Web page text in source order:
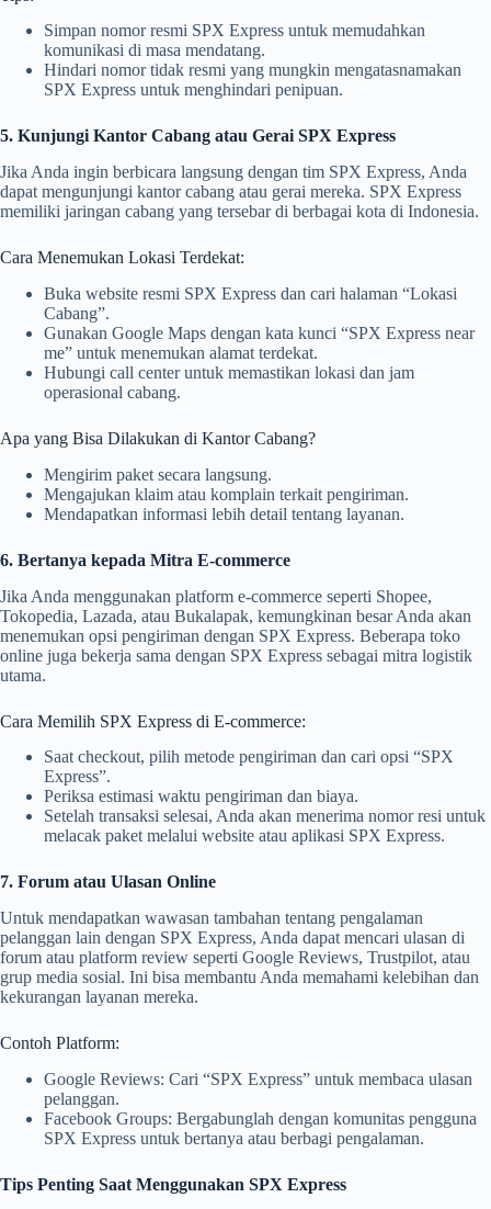
Simpan nomor resmi SPX Express untuk memudahkan
komunikasi di masa mendatang.
Hindari nomor tidak resmi yang mungkin mengatasnamakan
SPX Express untuk menghindari penipuan.
5. Kunjungi Kantor Cabang atau Gerai SPX Express
Jika Anda ingin berbicara langsung dengan tim SPX Express, Anda
dapat mengunjungi kantor cabang atau gerai mereka. SPX Express
memiliki jaringan cabang yang tersebar di berbagai kota di Indonesia.
Cara Menemukan Lokasi Terdekat:
Buka website resmi SPX Express dan cari halaman “Lokasi
Cabang”.
Gunakan Google Maps dengan kata kunci “SPX Express near
me” untuk menemukan alamat terdekat.
Hubungi call center untuk memastikan lokasi dan jam
operasional cabang.
Apa yang Bisa Dilakukan di Kantor Cabang?
Mengirim paket secara langsung.
Mengajukan klaim atau komplain terkait pengiriman.
Mendapatkan informasi lebih detail tentang layanan.
6. Bertanya kepada Mitra E-commerce
Jika Anda menggunakan platform e-commerce seperti Shopee,
Tokopedia, Lazada, atau Bukalapak, kemungkinan besar Anda akan
menemukan opsi pengiriman dengan SPX Express. Beberapa toko
online juga bekerja sama dengan SPX Express sebagai mitra logistik
utama.
Cara Memilih SPX Express di E-commerce:
Saat checkout, pilih metode pengiriman dan cari opsi “SPX
Express”.
Periksa estimasi waktu pengiriman dan biaya.
Setelah transaksi selesai, Anda akan menerima nomor resi untuk
melacak paket melalui website atau aplikasi SPX Express.
7. Forum atau Ulasan Online
Untuk mendapatkan wawasan tambahan tentang pengalaman
pelanggan lain dengan SPX Express, Anda dapat mencari ulasan di
forum atau platform review seperti Google Reviews, Trustpilot, atau
grup media sosial. Ini bisa membantu Anda memahami kelebihan dan
kekurangan layanan mereka.
Contoh Platform:
Google Reviews: Cari “SPX Express” untuk membaca ulasan
pelanggan.
Facebook Groups: Bergabunglah dengan komunitas pengguna
SPX Express untuk bertanya atau berbagi pengalaman.
Tips Penting Saat Menggunakan SPX Express